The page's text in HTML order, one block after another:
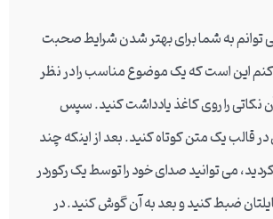
توانم به شما برای بهتر شدن شرایط صحبت
کنم این است که یک موضوع مناسب را در نظر
نکاتی را روی کاغذ یادداشت کنید. سپس
قالب یک متن کوتاه کنید. بعد از اینکه چند
کردید، می توانید صدای خود را توسط یک رکوردر
ضبط کنید و بعد به آن گوش کنید. در